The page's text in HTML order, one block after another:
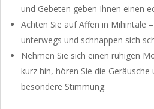
und Gebeten geben Ihnen einen
Achten Sie auf Affen in Mihintale
unterwegs und schnappen sich
Nehmen Sie sich einen ruhigen
kurz hin, hören Sie die Geräusche
besondere Stimmung.